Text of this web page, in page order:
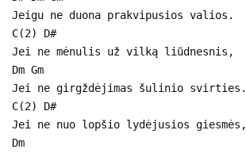
Jeigu ne duona prakvipusios valios.
C(2) D#
Jei ne mėnulis už vilką liūdnesnis,
Dm Gm
Jei ne girgždėjimas šulinio svirties.
C(2) D#
Jei ne nuo lopšio lydėjusios giesmės,
Dm